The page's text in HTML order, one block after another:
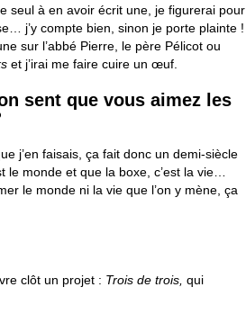
seul à en avoir écrit une, je figurerai pour
j’y compte bien, sinon je porte plainte !
sur l’abbé Pierre, le père Pélicot ou
et j’irai me faire cuire un œuf.
sent que vous aimez les
j’en faisais, ça fait donc un demi-siècle
monde et que la boxe, c’est la vie…
le monde ni la vie que l’on y mène, ça
clôt un projet : Trois de trois, qui